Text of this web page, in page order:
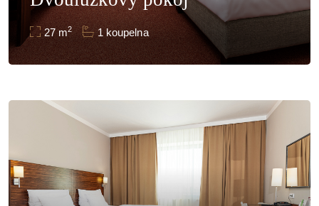
27 m2 1 koupelna